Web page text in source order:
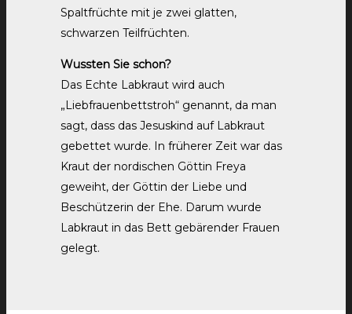
Spaltfrüchte mit je zwei glatten,
schwarzen Teilfrüchten.
Wussten Sie schon?
Das Echte Labkraut wird auch
„Liebfrauenbettstroh“ genannt, da man
sagt, dass das Jesuskind auf Labkraut
gebettet wurde. In früherer Zeit war das
Kraut der nordischen Göttin Freya
geweiht, der Göttin der Liebe und
Beschützerin der Ehe. Darum wurde
Labkraut in das Bett gebärender Frauen
gelegt.